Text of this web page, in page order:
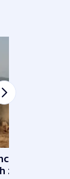
zemí